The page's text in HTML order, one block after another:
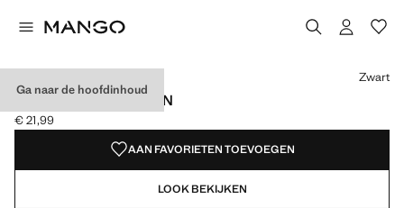
Ga naar de hoofdinhoud
WAAIER MET STIPPEN
Huidige prijs [€ 21,99 ]
€ 21,99
Kies een kleur
Kleur Zwart geselecteerd
Zwart
AAN FAVORIETEN TOEVOEGEN
LOOK BEKIJKEN